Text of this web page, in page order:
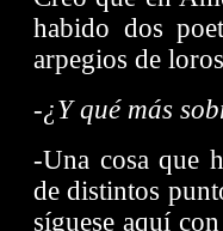
habido dos
arpegios de
-¿Y qué más
-Una cosa que
de distintos
síguese aquí